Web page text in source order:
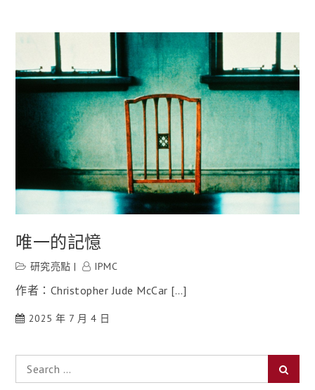
唯一的記憶
研究亮點 IPMC
作者：Christopher Jude McCar […]
2025 年 7 月 4 日
Search
for: